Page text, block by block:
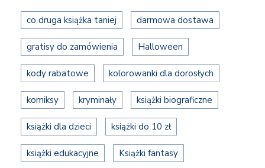
co druga książka taniej darmowa dostawa
gratisy do zamówienia Halloween
kody rabatowe kolorowanki dla dorosłych
komiksy kryminały książki biograficzne
książki dla dzieci książki do 10 zł
książki edukacyjne Książki fantasy